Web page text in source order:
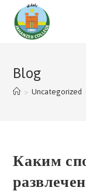
content
Blog
> Uncategorized
Каким